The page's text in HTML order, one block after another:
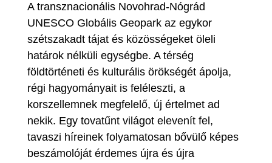
A transznacionális Novohrad-Nógrád
UNESCO Globális Geopark az egykor
szétszakadt tájat és közösségeket öleli
határok nélküli egységbe. A térség
földtörténeti és kulturális örökségét ápolja,
régi hagyományait is feléleszti, a
korszellemnek megfelelő, új értelmet ad
nekik. Egy tovatűnt világot elevenít fel,
tavaszi híreinek folyamatosan bővülő képes
beszámolóját érdemes újra és újra